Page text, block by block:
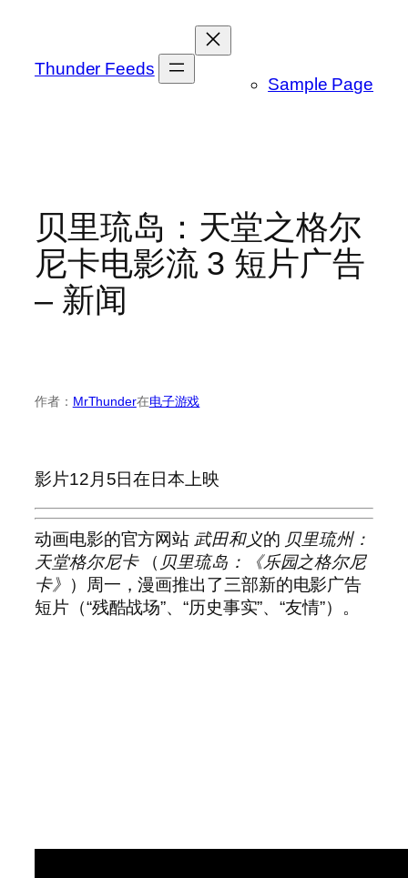
Thunder Feeds
Sample Page
贝里琉岛：天堂之格尔
尼卡电影流 3 短片广告
– 新闻
作者： MrThunder在电子游戏
影片12月5日在日本上映
动画电影的官方网站 武田和义的 贝里琉州：
天堂格尔尼卡（ 贝里琉岛：《乐园之格尔尼
卡》 ）周一，漫画推出了三部新的电影广告
短片（“残酷战场”、“历史事实”、“友情”）。